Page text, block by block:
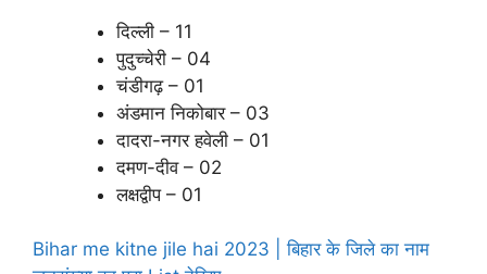
दिल्ली – 11
पुदुच्चेरी – 04
चंडीगढ़ – 01
अंडमान निकोबार – 03
दादरा-नगर हवेली – 01
दमण-दीव – 02
लक्षद्वीप – 01
Bihar me kitne jile hai 2023 | बिहार के जिले का नाम